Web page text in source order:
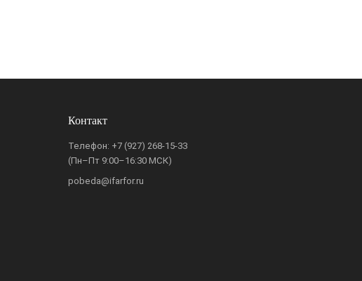
Контакт
Телефон: +7 (927) 268-15-33
(Пн–Пт 9:00–16:30 МСК)
pobeda@ifarfor.ru